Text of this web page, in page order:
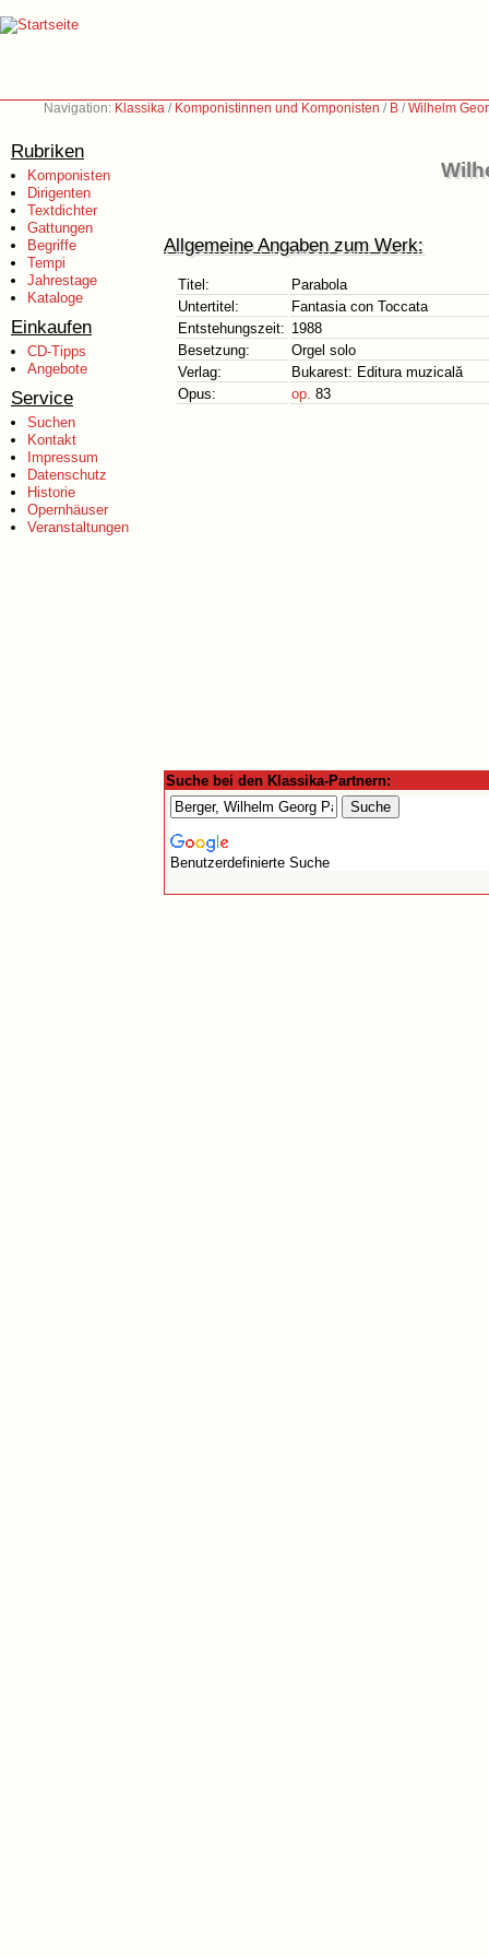
Navigation: Klassika / Komponistinnen und Komponisten / B /Wilhelm
Rubriken
Komponisten
Dirigenten
Textdichter
Gattungen
Begriffe
Tempi
Jahrestage
Kataloge
Einkaufen
CD-Tipps
Angebote
Service
Suchen
Kontakt
Impressum
Datenschutz
Historie
Opernhäuser
Veranstaltungen
Allgemeine Angaben zum Werk:
Titel:
Parabola
Untertitel:
Fantasia con Toccata
Entstehungszeit: 1988
Besetzung:
Orgel solo
Verlag:
Bukarest: Editura muzicală
Opus:
op. 83
Suche bei den Klassika-Partnern:
Benutzerdefinierte Suche